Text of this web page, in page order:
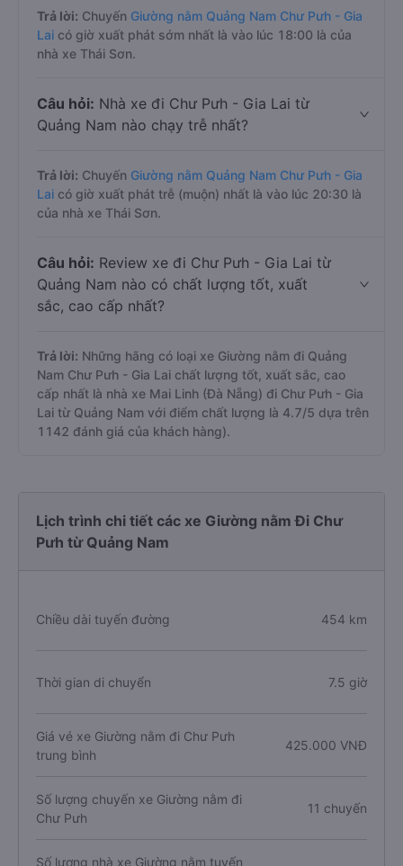
Trả lời: Chuyến Giường nằm Quảng Nam Chư Pưh - Gia
Lai có giờ xuất phát sớm nhất là vào lúc 18:00 là của
nhà xe Thái Sơn.
Câu hỏi: Nhà xe đi Chư Pưh - Gia Lai từ
Quảng Nam nào chạy trễ nhất?
Trả lời: Chuyến Giường nằm Quảng Nam Chư Pưh - Gia
Lai có giờ xuất phát trễ (muộn) nhất là vào lúc 20:30 là
của nhà xe Thái Sơn.
Câu hỏi: Review xe đi Chư Pưh - Gia Lai từ
Quảng Nam nào có chất lượng tốt, xuất
sắc, cao cấp nhất?
Trả lời: Những hãng có loại xe Giường nằm đi Quảng
Nam Chư Pưh - Gia Lai chất lượng tốt, xuất sắc, cao
cấp nhất là nhà xe Mai Linh (Đà Nẵng) đi Chư Pưh - Gia
Lai từ Quảng Nam với điểm chất lượng là 4.7/5 dựa trên
1142 đánh giá của khách hàng).
Lịch trình chi tiết các xe Giường nằm Đi Chư
Pưh từ Quảng Nam
Chiều dài tuyến đường 454 km
Thời gian di chuyển 7.5 giờ
Giá vé xe Giường nằm đi Chư Pưh
trung bình
425.000 VNĐ
Số lượng chuyến xe Giường nằm đi
Chư Pưh
11 chuyến
Số lượng nhà xe Giường nằm tuyến